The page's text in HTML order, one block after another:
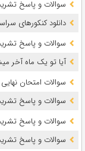
سوالات و پاسخ تشریحی
دانلود کنکورهای سراسری
سوالات و پاسخ
آیا تو یک ماه آخر
سوالات امتحان نهایی تعلیمات دینی 3
سوالات و پاسخ تشریحی
سوالات و پاسخ تشریحی
سوالات و پاسخ